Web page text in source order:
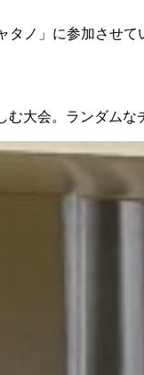
ノ」に参加させて
大会。ランダム